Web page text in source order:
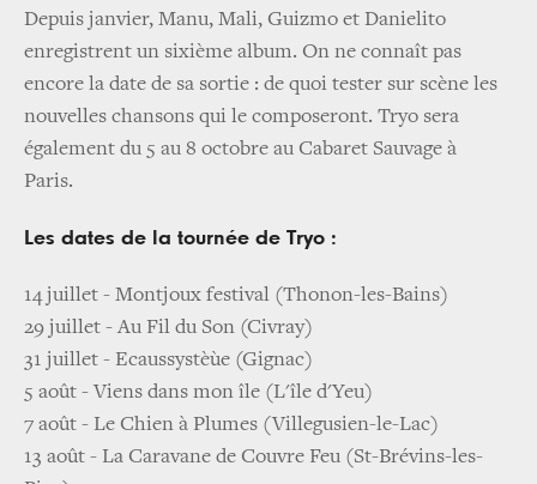
Depuis janvier, Manu, Mali, Guizmo et Danielito
enregistrent un sixième album. On ne connaît pas
encore la date de sa sortie : de quoi tester sur scène les
nouvelles chansons qui le composeront. Tryo sera
également du 5 au 8 octobre au Cabaret Sauvage à
Paris.
Les dates de la tournée de Tryo :
14 juillet - Montjoux festival (Thonon-les-Bains)
29 juillet - Au Fil du Son (Civray)
31 juillet - Ecaussystèùe (Gignac)
5 août - Viens dans mon île (L'île d'Yeu)
7 août - Le Chien à Plumes (Villegusien-le-Lac)
13 août - La Caravane de Couvre Feu (St-Brévins-les-